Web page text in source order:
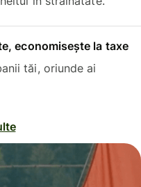
economisește la taxe
tăi, oriunde ai